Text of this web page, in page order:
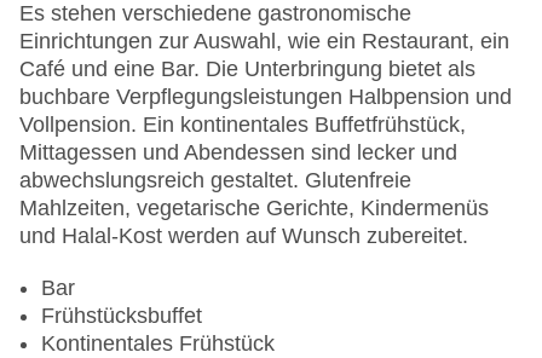
Zimmerservice
Sonnenterrasse
Gesamtanzahl der Zimmer: 105
Pools:Kinderbecken, Indoor Pool, Outdoor Pool,
Liegen am Pool, Wasserrutsche
Landeskategorie: 4 Sterne
Es stehen verschiedene gastronomische
Einrichtungen zur Auswahl, wie ein Restaurant, ein
Café und eine Bar. Die Unterbringung bietet als
buchbare Verpflegungsleistungen Halbpension und
Vollpension. Ein kontinentales Buffetfrühstück,
Mittagessen und Abendessen sind lecker und
abwechslungsreich gestaltet. Glutenfreie
Mahlzeiten, vegetarische Gerichte, Kindermenüs
und Halal-Kost werden auf Wunsch zubereitet.
Bar
Frühstücksbuffet
Kontinentales Frühstück